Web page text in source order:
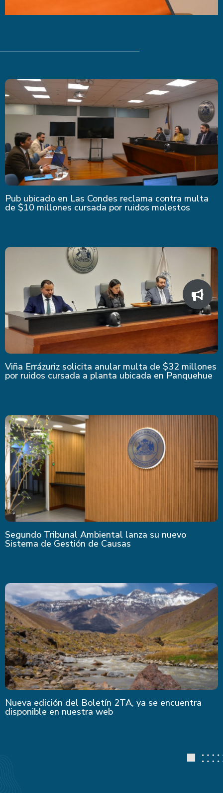
Pub ubicado en Las Condes reclama contra multa
de $10 millones cursada por ruidos molestos
Viña Errázuriz solicita anular multa de $32 millones
por ruidos cursada a planta ubicada en Panquehue
Segundo Tribunal Ambiental lanza su nuevo
Sistema de Gestión de Causas
Nueva edición del Boletín 2TA, ya se encuentra
disponible en nuestra web